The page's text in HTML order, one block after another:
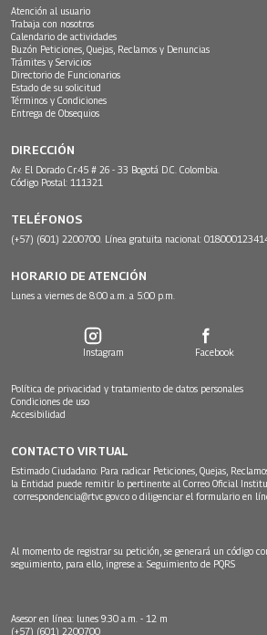
Atención al usuario
Trabaja con nosotros
Calendario de actividades
Buzón Peticiones, Quejas, Reclamos y Denuncias
Trámites y Servicios
Directorio de Funcionarios
Estado de su solicitud
Términos y Condiciones
Entrega de Obsequios
DIRECCIÓN
Av. El Dorado Cr.45 # 26 - 33 Bogotá D.C. Colombia.
Código Postal: 111321
TELÉFONOS
(+57) (601) 2200700. Línea gratuita nacional:
HORARIO DE ATENCIÓN
Lunes a viernes de 8:00 a.m. a 5:00 p.m.
Instagram Facebook
Política de privacidad y tratamiento de datos personales
Condiciones de uso
Accesibilidad
CONTACTO VIRTUAL
Estimado Ciudadano: Para radicar Peticiones, Quejas,
la Entidad puede remitir lo pertinente al Correo Oficial
correspondencia@rtvc.gov.co o diligenciar el formulario en
Al momento de registrar su petición, se generará un código
seguimiento, para ello, ingrese a: Seguimiento de PQRS
Asesor en línea: lunes 9:30 a.m. - 12 m
(+57) (601) 2200700